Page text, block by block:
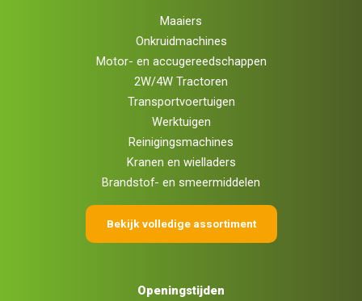
Maaiers
Onkruidmachines
Motor- en accugereedschappen
2W/4W Tractoren
Transportvoertuigen
Werktuigen
Reinigingsmachines
Kranen en wielladers
Brandstof- en smeermiddelen
Bekijk volledige assortiment
Openingstijden